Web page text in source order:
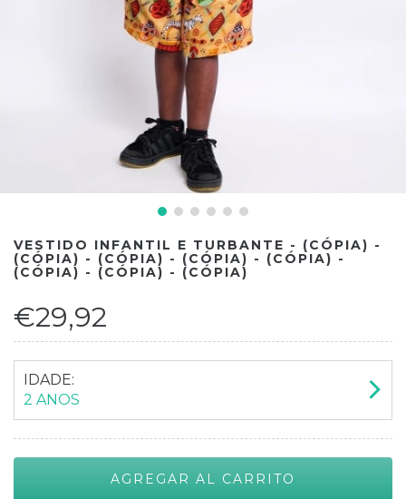
VESTIDO INFANTIL E TURBANTE - (CÓPIA) -
(CÓPIA) - (CÓPIA) - (CÓPIA) - (CÓPIA) -
(CÓPIA) - (CÓPIA) - (CÓPIA)
€29,92
IDADE:
2 ANOS